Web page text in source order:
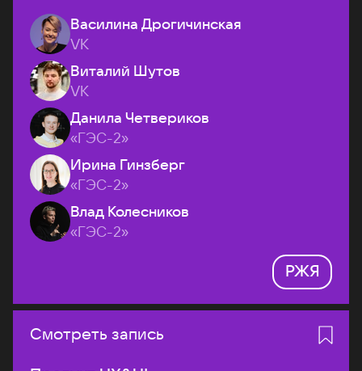
Василина Дрогичинская
VK
Виталий Шутов
VK
Данила Четвериков
«ГЭС-2»
Ирина Гинзберг
«ГЭС-2»
Влад Колесников
«ГЭС-2»
РЖЯ
Смотреть запись